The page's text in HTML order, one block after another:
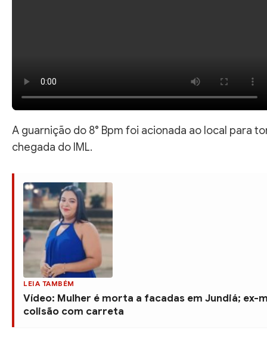
A guarnição do 8° Bpm foi acionada ao local para
chegada do IML.
LEIA TAMBÉM
Vídeo: Mulher é morta a facadas em Jundiá;
colisão com carreta